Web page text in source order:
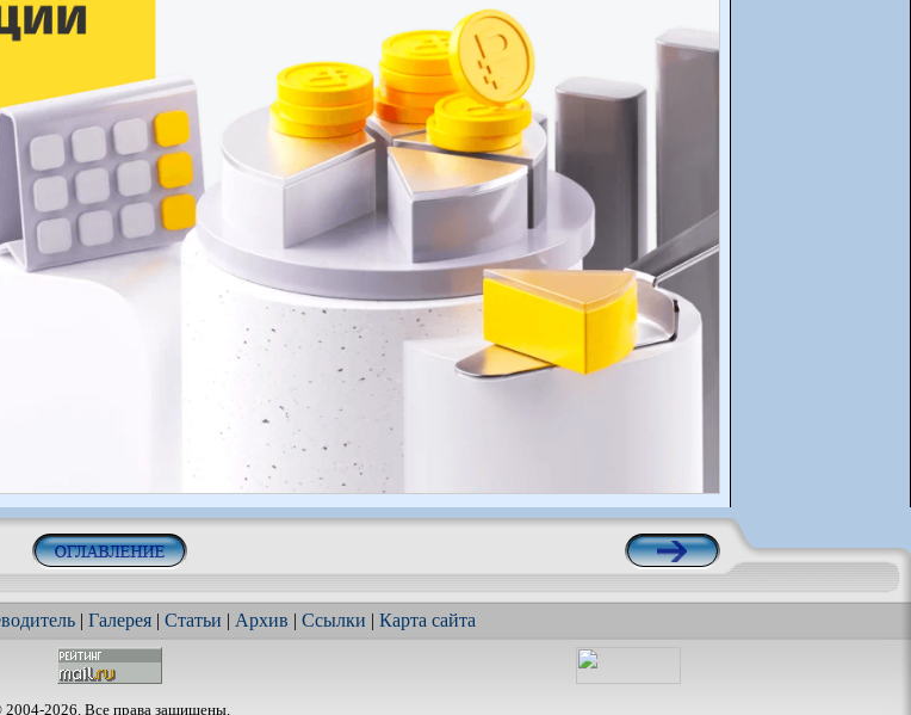
| Галерея| Статьи | Архив | Ссылки | Карта сайта
2004-2026. Все права защищены.